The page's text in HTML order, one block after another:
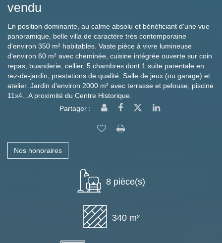
vendu
En position dominante, au calme absolu et bénéficiant d'une vue
panoramique, belle villa de caractère très contemporaine
d'environ 350 m² habitables. Vaste pièce à vivre lumineuse
d'environ 60 m² avec cheminée, cuisine intégrée ouverte sur coin
repas, buanderie, cellier, 5 chambres dont 1 suite parentale en
rez-de-jardin, prestations de qualité. Salle de jeux (ou garage) et
atelier. Jardin d'environ 2000 m² avec terrasse et pelouse, piscine
11x4...A proximité du Centre Historique.
Partager :
Nos honoraires
8 pièce(s)
340 m²